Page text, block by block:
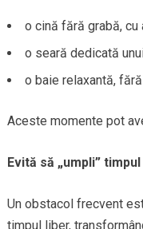
o cină fără grabă,
o seară dedicată
o baie relaxantă,
Aceste momente pot
Evită să „umpli”
Un obstacol frecvent
timpul liber,